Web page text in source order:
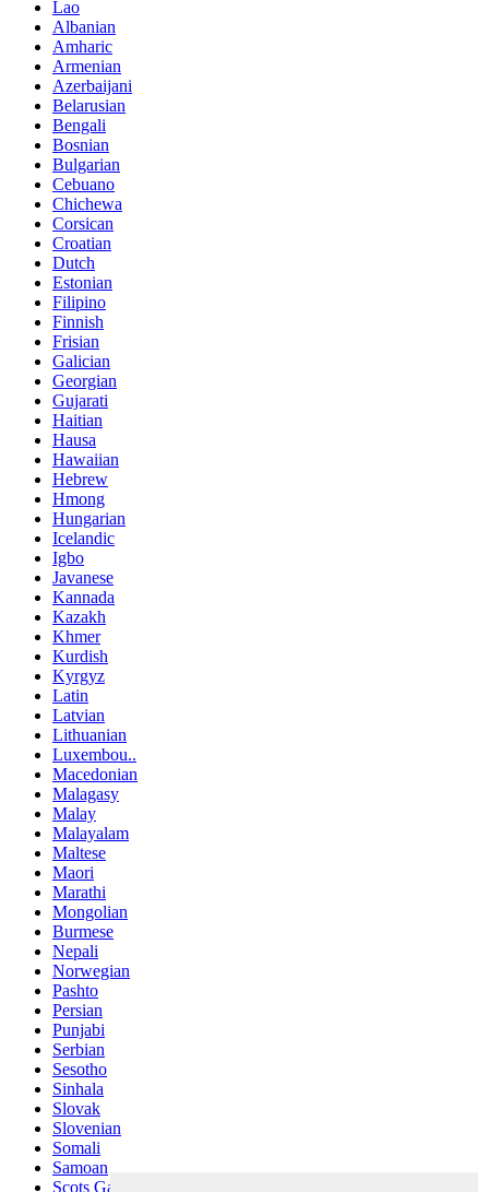
Lao
Albanian
Amharic
Armenian
Azerbaijani
Belarusian
Bengali
Bosnian
Bulgarian
Cebuano
Chichewa
Corsican
Croatian
Dutch
Estonian
Filipino
Finnish
Frisian
Galician
Georgian
Gujarati
Haitian
Hausa
Hawaiian
Hebrew
Hmong
Hungarian
Icelandic
Igbo
Javanese
Kannada
Kazakh
Khmer
Kurdish
Kyrgyz
Latin
Latvian
Lithuanian
Luxembou..
Macedonian
Malagasy
Malay
Malayalam
Maltese
Maori
Marathi
Mongolian
Burmese
Nepali
Norwegian
Pashto
Persian
Punjabi
Serbian
Sesotho
Sinhala
Slovak
Slovenian
Somali
Samoan
Scots Gaelic